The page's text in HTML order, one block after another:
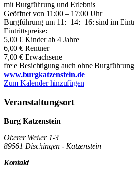
mit Burgführung und Erlebnis
Geöffnet von 11:00 – 17:00 Uhr
Burgführung um 11:+14:+16: sind im
Eintrittspreise:
5,00 € Kinder ab 4 Jahre
6,00 € Rentner
7,00 € Erwachsene
freie Besichtigung auch ohne
www.burgkatzenstein.de
Zum Kalender hinzufügen
Veranstaltungsort
Burg Katzenstein
Oberer Weiler 1-3
89561 Dischingen - Katzenstein
Kontakt